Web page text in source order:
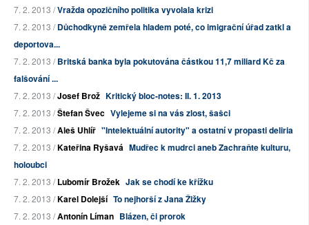
7. 2. 2013 /Vražda opozičního politika vyvolala krizi
7. 2. 2013 /Důchodkyně zemřela hladem poté, co imigrační úřad zatkl a
deportova...
7. 2. 2013 /Britská banka byla pokutována částkou 11,7 miliard Kč za
falšování ...
7. 2. 2013 /Josef Brož Kritický bloc-notes: II. 1. 2013
7. 2. 2013 /Štefan Švec Vylejeme si na vás zlost, šašci
7. 2. 2013 /Aleš Uhlíř "Intelektuální autority" a ostatní v propasti deliria
7. 2. 2013 /Kateřina Ryšavá Mudřec k mudrci aneb Zachraňte kulturu,
holoubci
7. 2. 2013 /Lubomír Brožek Jak se chodí ke křížku
7. 2. 2013 /Karel Dolejší To nejhorší z Jana Žižky
7. 2. 2013 /Antonín Líman Blázen, či prorok